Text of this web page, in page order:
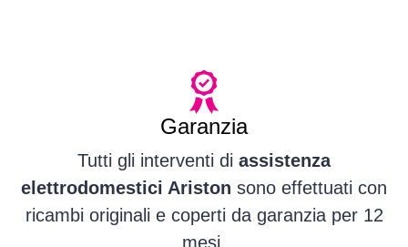
Garanzia
Tutti gli interventi di assistenza
elettrodomestici Ariston sono effettuati con
ricambi originali e coperti da garanzia per 12
mesi.